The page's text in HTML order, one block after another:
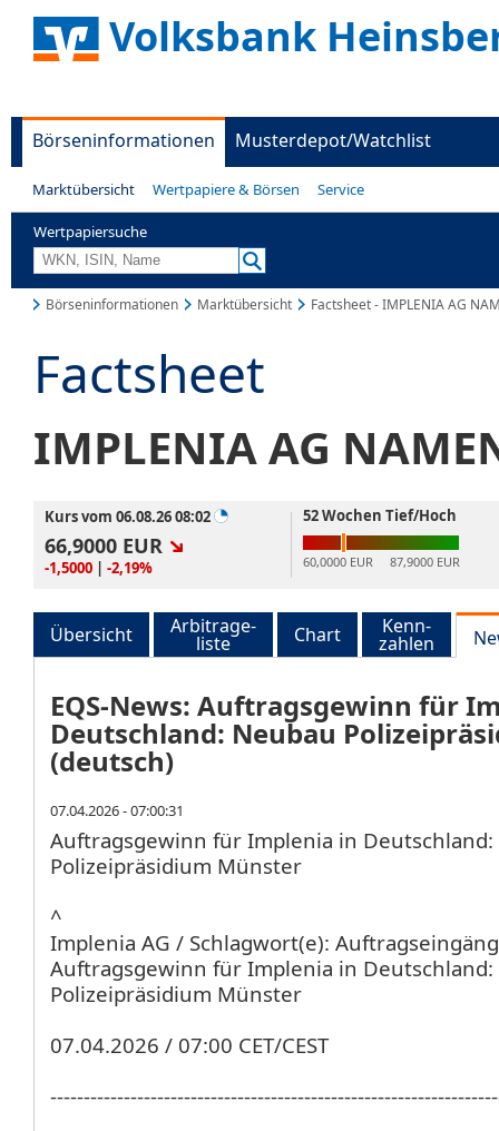
Volksbank
Börseninformationen Musterdepot/Watchlist
Marktübersicht Wertpapiere & Börsen Service
Wertpapiersuche
Börseninformationen Marktübersicht Factsheet - IMPLENIA AG
Factsheet
IMPLENIA AG
Kurs vom 06.08.26 08:02
66,9000 EUR
-1,5000 | -2,19%
52 Wochen Tief/Hoch
60,0000 EUR 87,9000 EUR
Übersicht Arbitrage-
liste Chart Kenn-
zahlen
EQS-News: Auftragsgewinn für
Deutschland: Neubau
(deutsch)
07.04.2026 - 07:00:31
Auftragsgewinn für Implenia in Deutschland:
Polizeipräsidium Münster
^
Implenia AG / Schlagwort(e):
Auftragsgewinn für Implenia in Deutschland:
Polizeipräsidium Münster
07.04.2026 / 07:00 CET/CEST